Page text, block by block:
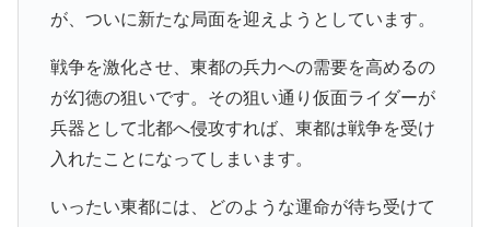
が、ついに新たな局面を迎えようとしています。
戦争を激化させ、東都の兵力への需要を高めるの
が幻徳の狙いです。その狙い通り仮面ライダーが
兵器として北都へ侵攻すれば、東都は戦争を受け
入れたことになってしまいます。
いったい東都には、どのような運命が待ち受けて